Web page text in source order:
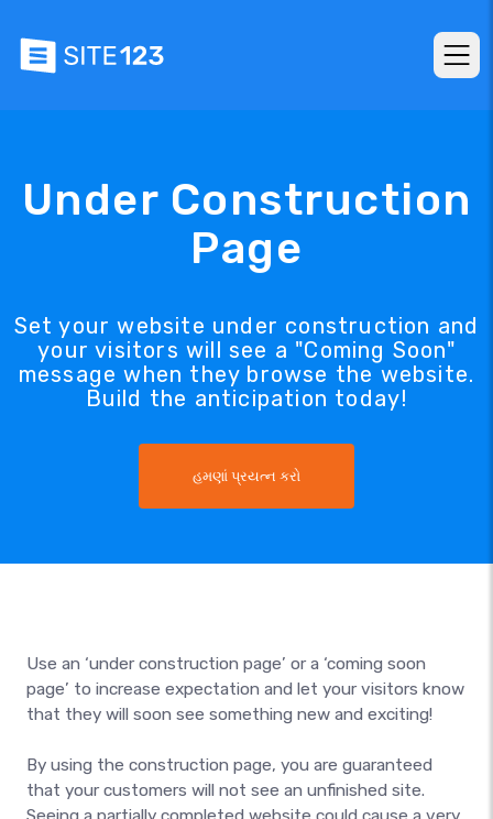
Under Construction
Page
Set your website under construction and
your visitors will see a "Coming Soon"
message when they browse the website.
Build the anticipation today!
હમણાં પ્રયત્ન કરો
Use an ‘under construction page’ or a ‘coming soon
page’ to increase expectation and let your visitors know
that they will soon see something new and exciting!
By using the construction page, you are guaranteed
that your customers will not see an unfinished site.